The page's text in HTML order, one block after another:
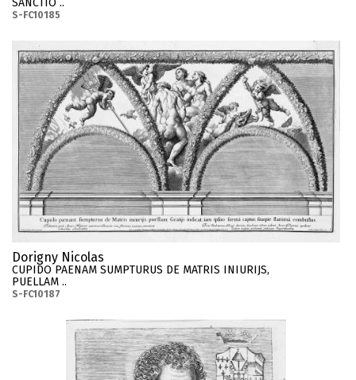
SANCTIO ..
S-FC10185
Dorigny Nicolas
CUPIDO PAENAM SUMPTURUS DE MATRIS INIURIJS,
PUELLAM ..
S-FC10187